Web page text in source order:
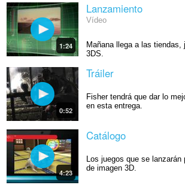
1:24
Lanzamiento
Vídeo
Mañana llega a las tiendas,
3DS.
0:52
Tráiler
Fisher tendrá que dar lo
en esta entrega.
4:23
Catálogo
Los juegos que se lanzarán
de imagen 3D.